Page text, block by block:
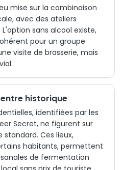
mise sur la combinaison
avec des ateliers
sans alcool existe,
pour un groupe
visite de brasserie, mais
historique
identifiées par les
Secret, ne figurent sur
Ces lieux,
habitants, permettent
de fermentation